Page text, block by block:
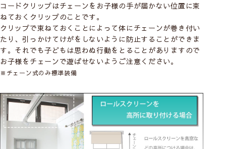
コードクリップはチェーンをお子様の手が届かない位置に束
ねておくクリップのことです。
クリップで束ねておくことによって体にチェーンが巻き付い
たり、引っかけてけがをしないように防止することができま
す。それでも子どもは思わぬ行動をとることがありますので
お子様をチェーンで遊ばせないようご注意ください。
※チェーン式のみ標準装備